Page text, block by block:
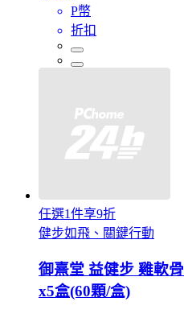
P幣
折扣
任選1件享9折
健步如飛、關鍵行動
御熹堂 益健步 雞軟
x5盒(60顆/盒)